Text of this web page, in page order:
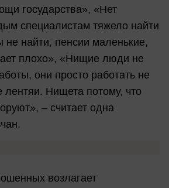
государства», «Нет
специалистам тяжело найти
не найти, пенсии маленькие,
плохо», «Нищие люди не
они просто работать не
Нищета потому, что
– считает одна
возлагает